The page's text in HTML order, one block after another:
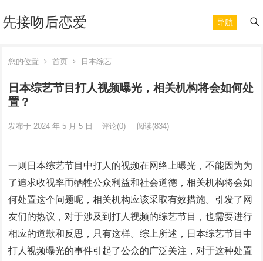
先接吻后恋爱 导航
您的位置 首页 日本综艺
日本综艺节目打人视频曝光，相关机构将会如何处
置？
发布于 2024 年 5 月 5 日 评论(0) 阅读(834)
一则日本综艺节目中打人的视频在网络上曝光，不能因为为
了追求收视率而牺牲公众利益和社会道德，相关机构将会如
何处置这个问题呢，相关机构应该采取有效措施。引发了网
友们的热议，对于涉及到打人视频的综艺节目，也需要进行
相应的道歉和反思，只有这样。综上所述，日本综艺节目中
打人视频曝光的事件引起了公众的广泛关注，对于这种处置